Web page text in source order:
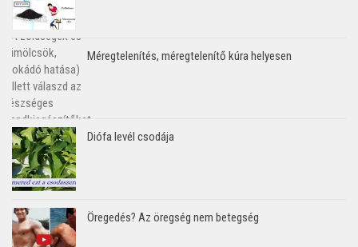
Méregtelenítés, méregtelenítő kúra helyesen
Diófa levél csodája
Öregedés? Az öregség nem betegség